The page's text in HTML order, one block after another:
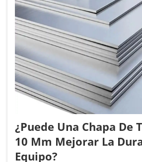
¿Puede Una Chapa De
10 Mm Mejorar La
Equipo?